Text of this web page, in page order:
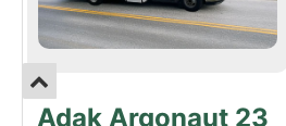
Adak Argonaut 23